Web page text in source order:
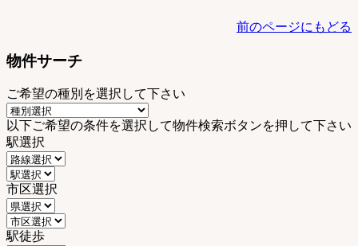
前のページにもどる
物件サーチ
ご希望の種別を選択して下さい
以下ご希望の条件を選択して物件検索ボタンを押して下さい
駅選択
市区選択
駅徒歩